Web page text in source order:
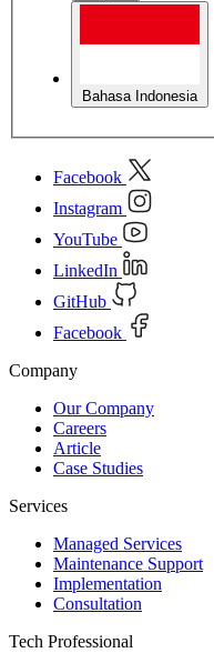
Bahasa Indonesia
Facebook
Instagram
YouTube
LinkedIn
GitHub
Facebook
Company
Our Company
Careers
Article
Case Studies
Services
Managed Services
Maintenance Support
Implementation
Consultation
Tech Professional